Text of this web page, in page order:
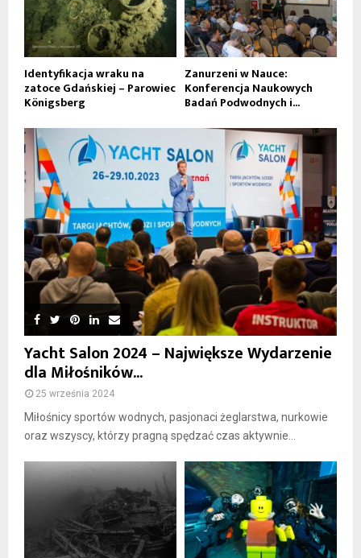
Identyfikacja wraku na
zatoce Gdańskiej – Parowiec
Königsberg
Zanurzeni w Nauce:
Konferencja Naukowych
Badań Podwodnych i...
Yacht Salon 2024 – Największe Wydarzenie
dla Miłośników...
25 września 2024
Miłośnicy sportów wodnych, pasjonaci żeglarstwa, nurkowie
oraz wszyscy, którzy pragną spędzać czas aktywnie...